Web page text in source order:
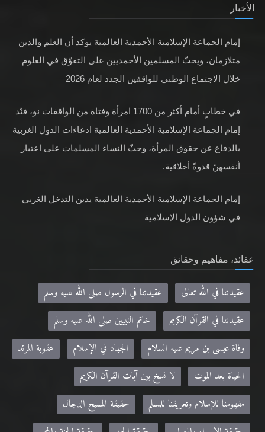
الأخبار
إمام الجماعة الإسلامية الأحمدية العالمية يؤكد أن العلم والدين
متلازمان، ويحثّ المسلمين الأحمديين على التفوّق في العلوم
خلال الاجتماع الوطني للواقفين الجدد لعام 2026
في خطابٍ أمام أكثر من 1700 امرأة وفتاة من الواقفات نو، فنّد
إمام الجماعة الإسلامية الأحمدية العالمية ادعاءات الدول الغربية
بالدفاع عن حقوق المرأة، وحثّ النساء المسلمات على اعتبار
أنفسهنّ قدوةً أخلاقية.
إمام الجماعة الإسلامية الأحمدية العالمية يدين التدخل الغربي
في شؤون الدول الإسلامية
عقائد، مفاهيم وحقائق
عقيدتنا في الله تعالى
عقيدتنا في الرسول صلى الله عليه وسلم
عقيدتنا في القرآن الكريم
خاتم النبيين صلى الله عليه وسلم
وفاة عيسى بن مريم عليه السلام
الجهاد في الإسلام
عقوبة المرتد
الحياة بعد الموت
لا نسخ بين آيات القرآن الكريم
مفهومنا للإسلام وتعريفنا للمسلم
حقيقة المسيح الدجال